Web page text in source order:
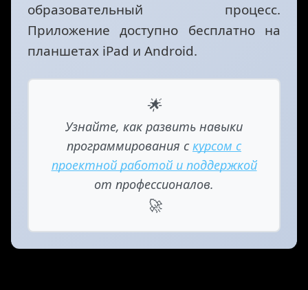
образовательный процесс.
Приложение доступно бесплатно на
планшетах iPad и Android.
🌟
Узнайте, как развить навыки
программирования с курсом с
проектной работой и поддержкой
от профессионалов.
🚀